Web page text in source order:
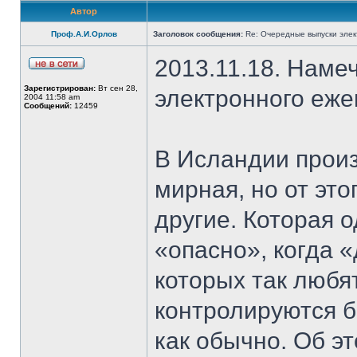
Автор
Проф.А.И.Орлов Заголовок сообщения: Re: Очередные выпуски
Зарегистрирован: Вт сен 28,
2004 11:58 am
Сообщений: 12459
2013.11.18.
электронного
В Исландии
мирная, но от
другие. Которая
«опасно», когда
которых так
контролируются
как обычно. Об